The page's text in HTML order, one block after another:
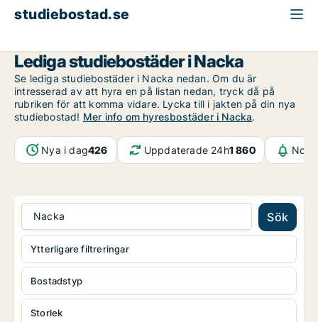
studiebostad.se
Lediga studiebostäder i Nacka
Se lediga studiebostäder i Nacka nedan. Om du är
intresserad av att hyra en på listan nedan, tryck då på
rubriken för att komma vidare. Lycka till i jakten på din nya
studiebostad! Mer info om hyresbostäder i Nacka.
Nya i dag426 Uppdaterade 24h1 860
Nacka Sök
Bostadstyp
Storlek
Ytterligare filtreringar